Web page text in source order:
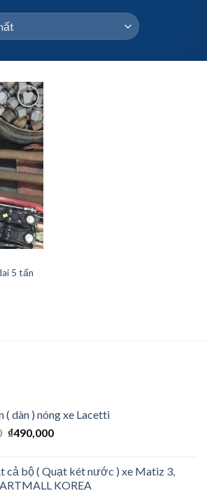
Add to
Wishlist
5 tấn
( dàn ) nóng xe Lacetti
₫490,000
cả bộ ( Quạt két nước ) xe Matiz 3,
KOREA